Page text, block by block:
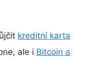
kreditní karta
ale i Bitcoin a